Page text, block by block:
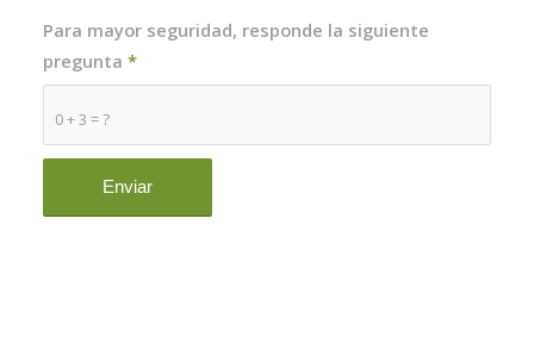
0 + 3 = ?
Para mayor seguridad, responde la siguiente
pregunta *